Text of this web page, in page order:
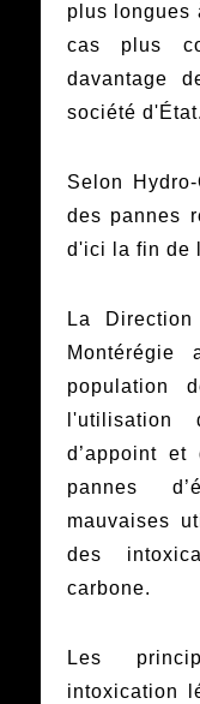
plus longues
cas plus
davantage
société d'État.
Selon
des pannes
d'ici la fin de
La
population
l'utilisation
d’appoint
pannes
mauvaises
des
carbone.
Les
intoxication